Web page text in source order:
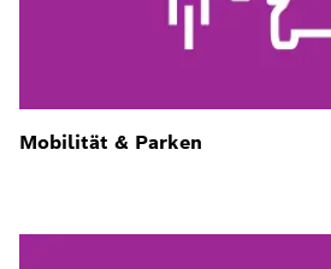
Mobilität & Parken